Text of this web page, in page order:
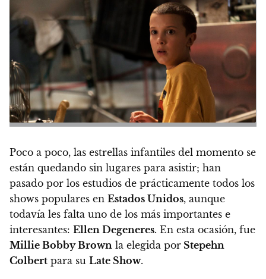
Poco a poco, las estrellas infantiles del momento se
están quedando sin lugares para asistir; han
pasado por los estudios de prácticamente todos los
shows populares en Estados Unidos, aunque
todavía les falta uno de los más importantes e
interesantes: Ellen Degeneres. En esta ocasión, fue
Millie Bobby Brown la elegida por Stepehn
Colbert para su Late Show.